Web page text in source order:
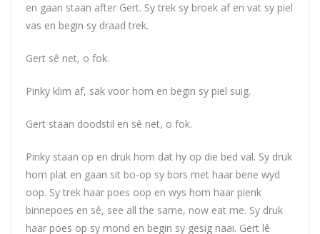
en gaan staan after Gert. Sy trek sy broek af en vat sy piel
vas en begin sy draad trek.
Gert sê net, o fok.
Pinky klim af, sak voor hom en begin sy piel suig.
Gert staan doodstil en sê net, o fok.
Pinky staan op en druk hom dat hy op die bed val. Sy druk
hom plat en gaan sit bo-op sy bors met haar bene wyd
oop. Sy trek haar poes oop en wys hom haar pienk
binnepoes en sê, see all the same, now eat me. Sy druk
haar poes op sy mond en begin sy gesig naai. Gert lê